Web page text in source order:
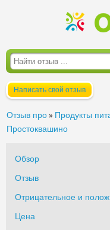
Написать свой отзыв
Отзыв про » Продукты
Простоквашино
Обзор
Отзыв
Отрицательное и
Цена